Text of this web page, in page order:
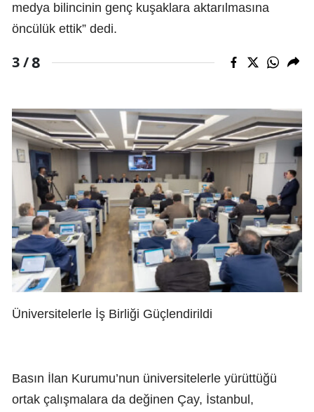
medya bilincinin genç kuşaklara aktarılmasına
öncülük ettik” dedi.
3 /8
Üniversitelerle İş Birliği Güçlendirildi
Basın İlan Kurumu’nun üniversitelerle yürüttüğü
ortak çalışmalara da değinen Çay, İstanbul,